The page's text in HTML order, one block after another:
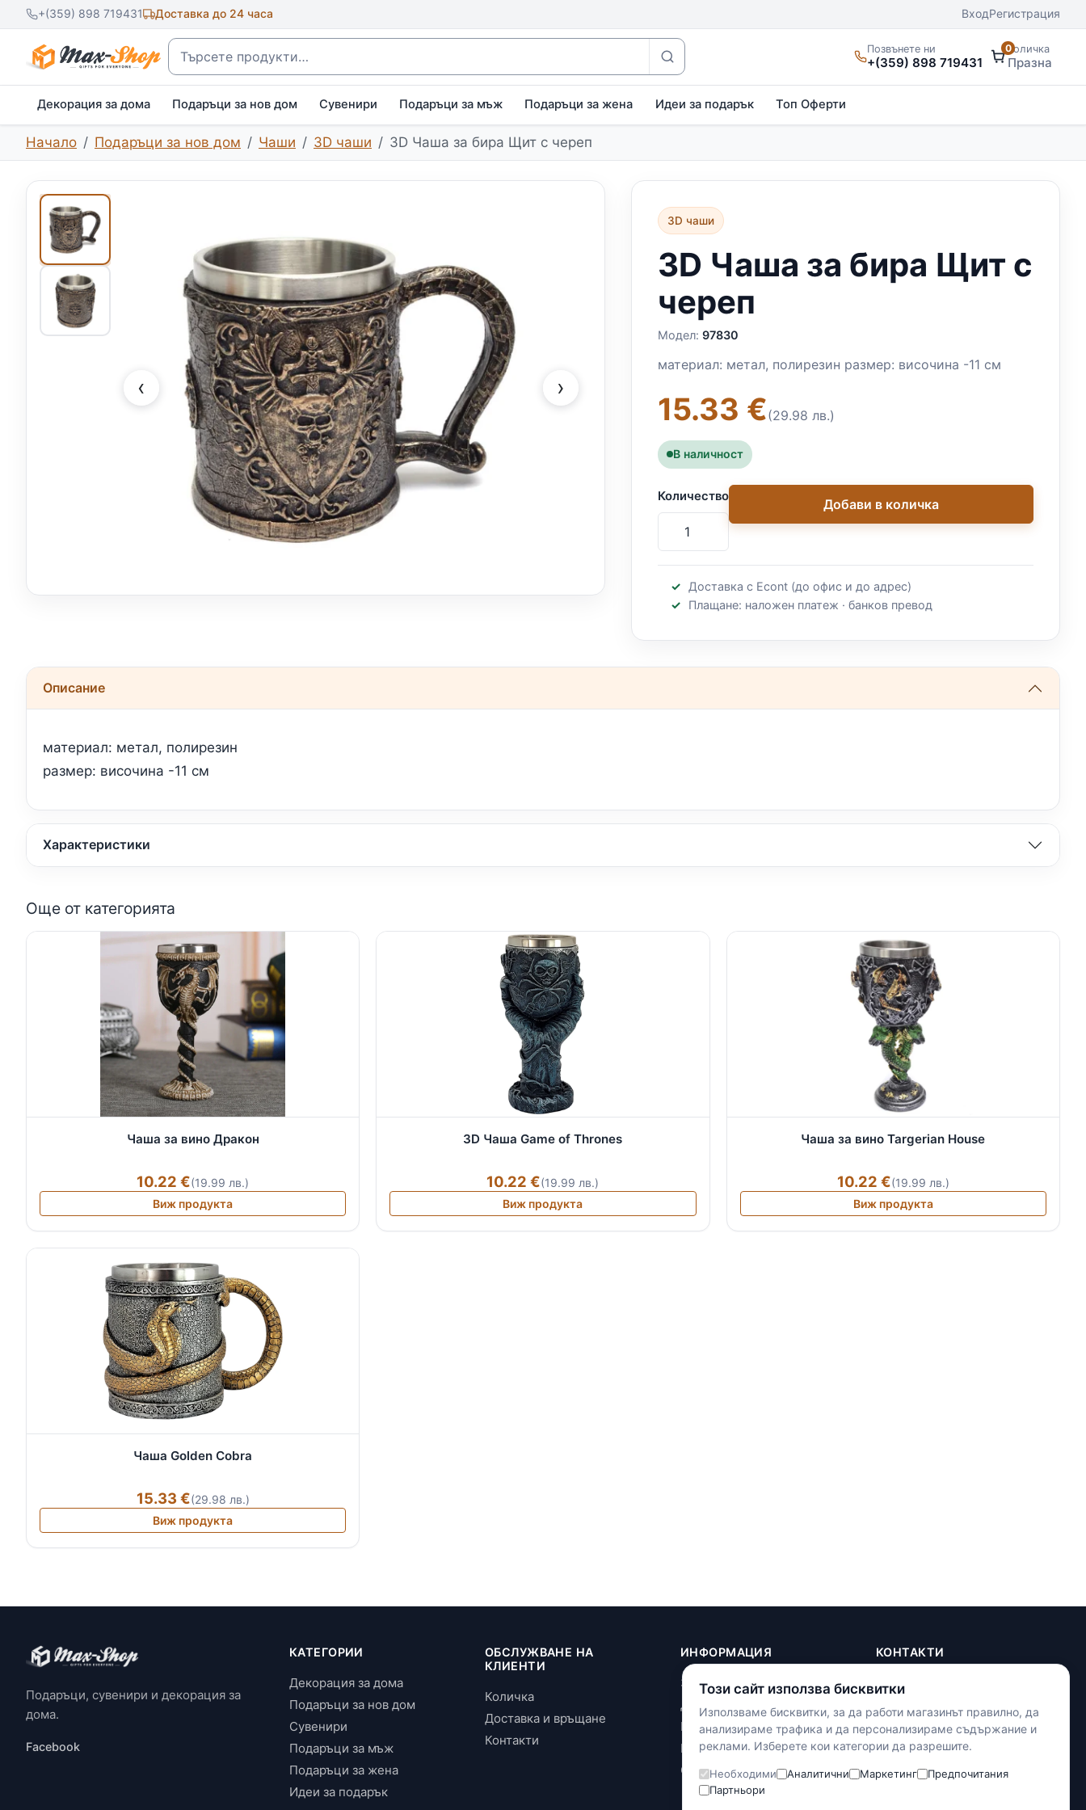
+(359) 898 719431 Доставка до 24 часа ВходРегистрация
Търсене Позвънете ни
+(359) 898 719431
0Количка
Празна
Декорация за дома Подаръци за нов дом Сувенири Подаръци за мъж Подаръци за жена Идеи за подарък Топ Оферти
Начало Подаръци за нов дом Чаши 3D чаши 3D Чаша за бира Щит с череп
‹ ›
3D чаши
3D Чаша за бира Щит с
череп
Модел: 97830
материал: метал, полирезин размер: височина -11 см
15.33 €(29.98 лв.)
В наличност
Количество Добави в количка
Доставка с Econt (до офис и до адрес)
Плащане: наложен платеж · банков превод
Описание
материал: метал, полирезин
размер: височина -11 см
Характеристики
Още от категорията
Чаша за вино Дракон
10.22 €(19.99 лв.)
Виж продукта
3D Чаша Game of Thrones
10.22 €(19.99 лв.)
Виж продукта
Чаша за вино Targerian House
10.22 €(19.99 лв.)
Виж продукта
Чаша Golden Cobra
15.33 €(29.98 лв.)
Виж продукта
Подаръци, сувенири и декорация за
дома.
Facebook
КАТЕГОРИИ
Декорация за дома
Подаръци за нов дом
Сувенири
Подаръци за мъж
Подаръци за жена
Идеи за подарък
ОБСЛУЖВАНЕ НА
КЛИЕНТИ
Количка
Доставка и връщане
Контакти
ИНФОРМАЦИЯ
За нас
Доставка
Поверителност
Бисквитки
Общи условия
КОНТАКТИ
улица Панайот Волов 42,
Наложен платеж
Този сайт използва бисквитки
Използваме бисквитки, за да работи магазинът правилно, да
анализираме трафика и да персонализираме съдържание и
реклами. Изберете кои категории да разрешите.
Необходими Аналитични Маркетинг
Предпочитания
Партньори